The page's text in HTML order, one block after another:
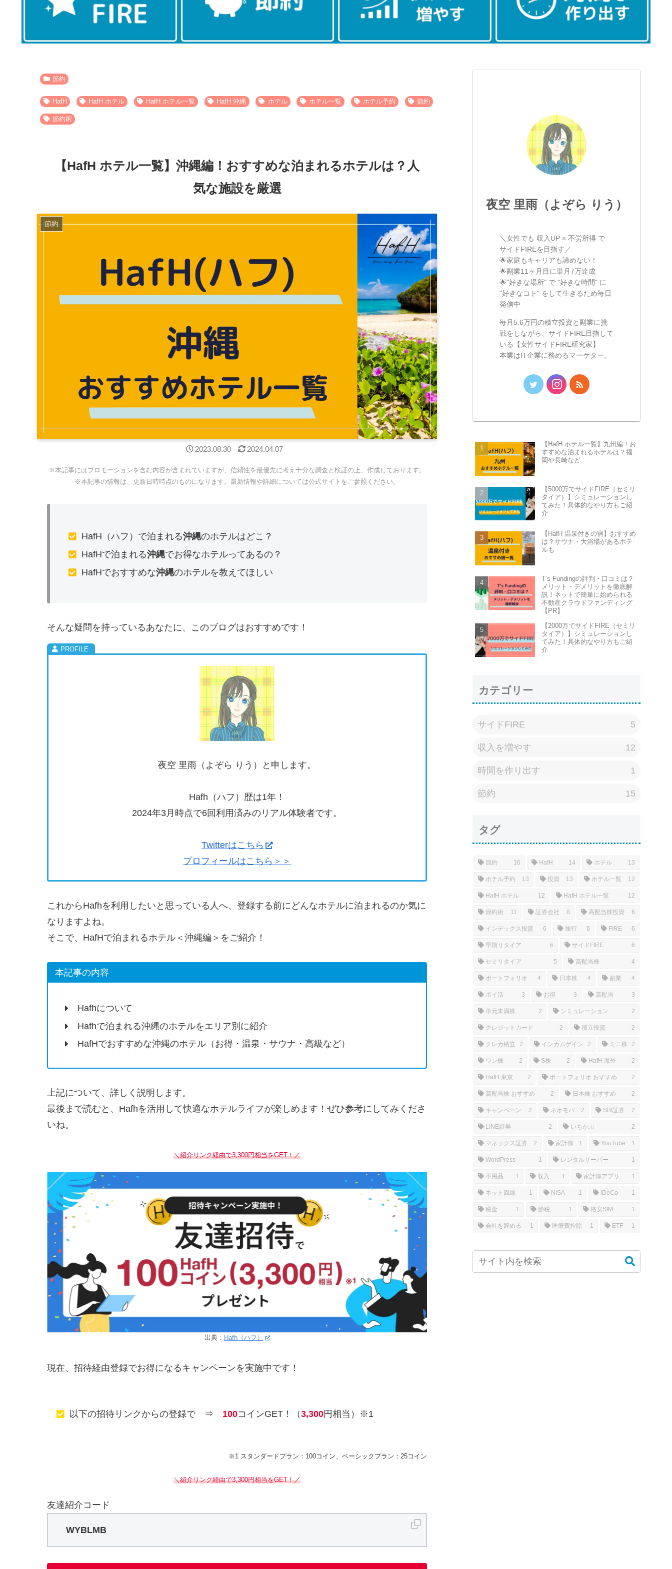
節約
HafH HafH ホテル HafH ホテル一覧 HafH 沖縄 ホテル ホテル一覧 ホテル予約 節約
節約術
【HafH ホテル一覧】沖縄編！おすすめな泊まれるホテルは？人
気な施設を厳選
節約
2024.04.07
2023.08.30
※本記事にはプロモーションを含む内容が含まれていますが、信頼性を最優先に考え十分な調査と検証の上、作成しております。
※本記事の情報は、更新日時時点のものになります。最新情報や詳細については公式サイトをご参照ください。
HafH（ハフ）で泊まれる沖縄のホテルはどこ？
HafHで泊まれる沖縄でお得なホテルってあるの？
HafHでおすすめな沖縄のホテルを教えてほしい
そんな疑問を持っているあなたに、このブログはおすすめです！
夜空 里雨（よぞら りう）と申します。
Hafh（ハフ）歴は1年！
2024年3月時点で6回利用済みのリアル体験者です。
Twitterはこちら
プロフィールはこちら＞＞
これからHafhを利用したいと思っている人へ、登録する前にどんなホテルに泊まれるのか気に
なりますよね。
そこで、HafHで泊まれるホテル＜沖縄編＞をご紹介！
本記事の内容
Hafhについて
Hafhで泊まれる沖縄のホテルをエリア別に紹介
HafHでおすすめな沖縄のホテル（お得・温泉・サウナ・高級など）
上記について、詳しく説明します。
最後まで読むと、Hafhを活用して快適なホテルライフが楽しめます！ぜひ参考にしてみくださ
いね。
＼紹介リンク経由で3,300円相当をGET！／
出典： Hafh（ハフ）
現在、招待経由登録でお得になるキャンペーンを実施中です！
以下の招待リンクからの登録で ⇒ 100コインGET！（3,300円相当）※1
※1 スタンダードプラン：100コイン、ベーシックプラン：25コイン
＼紹介リンク経由で3,300円相当をGET！／
友達紹介コード
WYBLMB
夜空 里雨（よぞら りう）
＼女性でも 収入UP × 不労所得 で
サイドFIREを目指す／
🌟家庭もキャリアも諦めない！
🌟副業11ヶ月目に単月7万達成
🌟"好きな場所" で "好きな時間" に
"好きなコト" をして生きるため毎日
発信中
毎月5.6万円の積立投資と副業に挑
戦をしながら、サイドFIRE目指して
いる【女性サイドFIRE研究家】
本業はIT企業に務めるマーケター。
【HafH ホテル一覧】九州編！お
すすめな泊まれるホテルは？福
岡や長崎など
【5000万でサイドFIRE（セミリ
タイア）】シミュレーションし
てみた！具体的なやり方もご紹
介
【HafH 温泉付きの宿】おすすめ
は？サウナ・大浴場があるホテ
ルも
T‘s Fundingの評判・口コミは？
メリット・デメリットを徹底解
説！ネットで簡単に始められる
不動産クラウドファンディング
【PR】
【2000万でサイドFIRE（セミリ
タイア）】シミュレーションし
てみた！具体的なやり方もご紹
介
カテゴリー
サイドFIRE 5
収入を増やす 12
時間を作り出す 1
節約 15
タグ
節約 16 HafH 14 ホテル 13
ホテル予約 13 投資 13 ホテル一覧 12
HafH ホテル 12 HafH ホテル一覧 12
節約術 11 証券会社 8 高配当株投資 6
インデックス投資 6 旅行 6 FIRE 6
早期リタイア 6 サイドFIRE 6
セミリタイア 5 高配当株 4
ポートフォリオ 4 日本株 4 副業 4
ポイ活 3 お得 3 高配当 3
単元未満株 2 シミュレーション 2
クレジットカード 2 積立投資 2
クレカ積立 2 インカムゲイン 2 ミニ株 2
ワン株 2 S株 2 HafH 海外 2
HafH 東京 2 ポートフォリオ おすすめ 2
高配当株 おすすめ 2 日本株 おすすめ 2
キャンペーン 2 ネオモバ 2 SBI証券 2
LINE証券 2 いちかぶ 2
マネックス証券 2 家計簿 1 YouTube 1
WordPress 1 レンタルサーバー 1
不用品 1 収入 1 家計簿アプリ 1
ネット回線 1 NISA 1 iDeCo 1
税金 1 節税 1 格安SIM 1
会社を辞める 1 医療費控除 1 ETF 1